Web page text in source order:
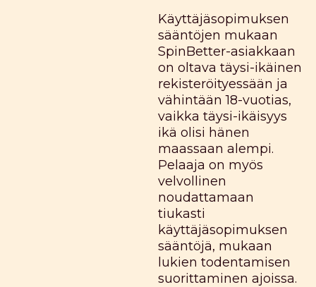
Käyttäjäsopimuksen
sääntöjen mukaan
SpinBetter-asiakkaan
on oltava täysi-ikäinen
rekisteröityessään ja
vähintään 18-vuotias,
vaikka täysi-ikäisyys
ikä olisi hänen
maassaan alempi.
Pelaaja on myös
velvollinen
noudattamaan
tiukasti
käyttäjäsopimuksen
sääntöjä, mukaan
lukien todentamisen
suorittaminen ajoissa.